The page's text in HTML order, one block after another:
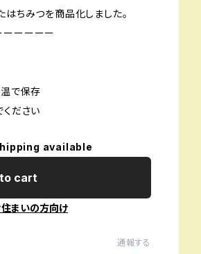
ちみつを商品化しました。
ーーーー
で保存
ださい
available
cart
まいの方向け
通報する